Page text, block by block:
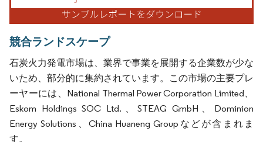
競合ランドスケープ
石炭火力発電市場は、業界で事業を展開する企業数が少な
いため、部分的に集約されています。この市場の主要プレ
ーヤーには、National Thermal Power Corporation Limited、
Eskom Holdings SOC Ltd.、STEAG GmbH、Dominion
Energy Solutions、China Huaneng Groupなどが含まれま
す。